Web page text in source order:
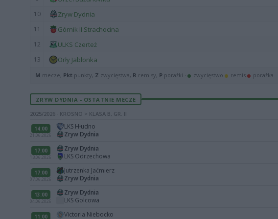
10 Zryw Dydnia
11 Górnik II Strachocina
12 ULKS Czerteż
13 Orły Jabłonka
M mecze, Pkt punkty, Z zwycięstwa, R remisy, P porażki · zwycięstwo remis porażka
ZRYW DYDNIA - OSTATNIE MECZE
2025/2026 · KROSNO > KLASA B, GR. II
14:00
21.06.2026
LKS Hłudno
Zryw Dydnia
17:00
13.06.2026
Zryw Dydnia
LKS Odrzechowa
17:00
07.06.2026
Jutrzenka Jaćmierz
Zryw Dydnia
13:00
04.06.2026
Zryw Dydnia
LKS Golcowa
11:00
Victoria Niebocko